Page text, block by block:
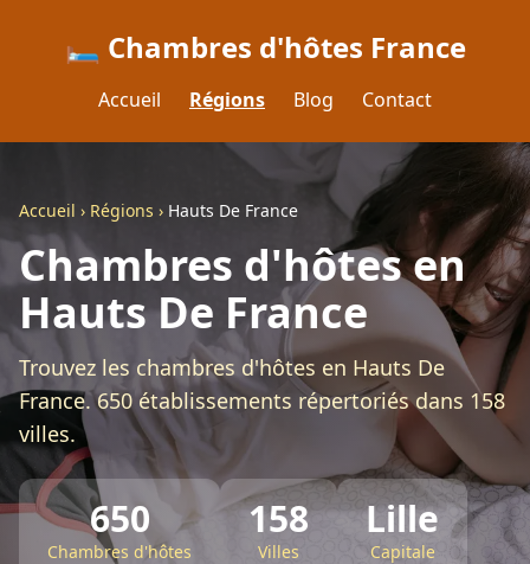
🛏️ Chambres d'hôtes France
Accueil Régions Blog Contact
Accueil › Régions › Hauts De France
Chambres d'hôtes en
Hauts De France
Trouvez les chambres d'hôtes en Hauts De
France. 650 établissements répertoriés dans 158
villes.
650
Chambres d'hôtes
158
Villes
Lille
Capitale